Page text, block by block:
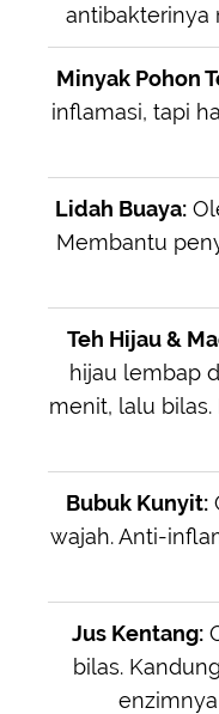
antibakterinya
Minyak Pohon
inflamasi, tapi
Lidah Buaya:
Membantu
Teh Hijau &
hijau lembap
menit, lalu
Bubuk Kunyit:
wajah. Anti-
Jus Kentang:
bilas.